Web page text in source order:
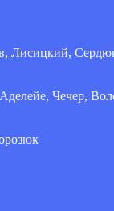
Лисицкий,
Чечер,